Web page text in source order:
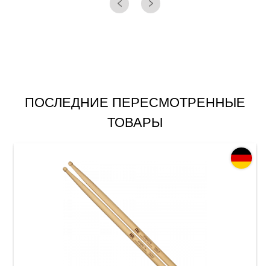
ПОСЛЕДНИЕ ПЕРЕСМОТРЕННЫЕ
ТОВАРЫ